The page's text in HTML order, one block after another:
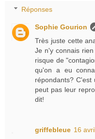
Réponses
Sophie Gourion
Très juste cette
Je n'y connais
risque de
qu'on a eu
répondants?
peut pas leur
dit!
griffebleue 16